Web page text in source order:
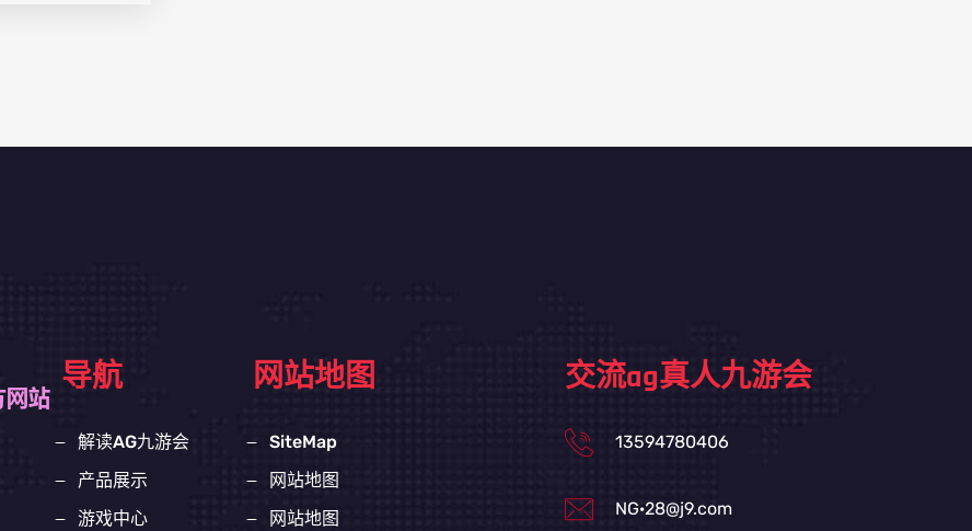
导航
解读AG九游会
产品展示
游戏中心
网站地图
SiteMap
网站地图
网站地图
交流ag真人九游会
13594780406
NG·28@j9.com